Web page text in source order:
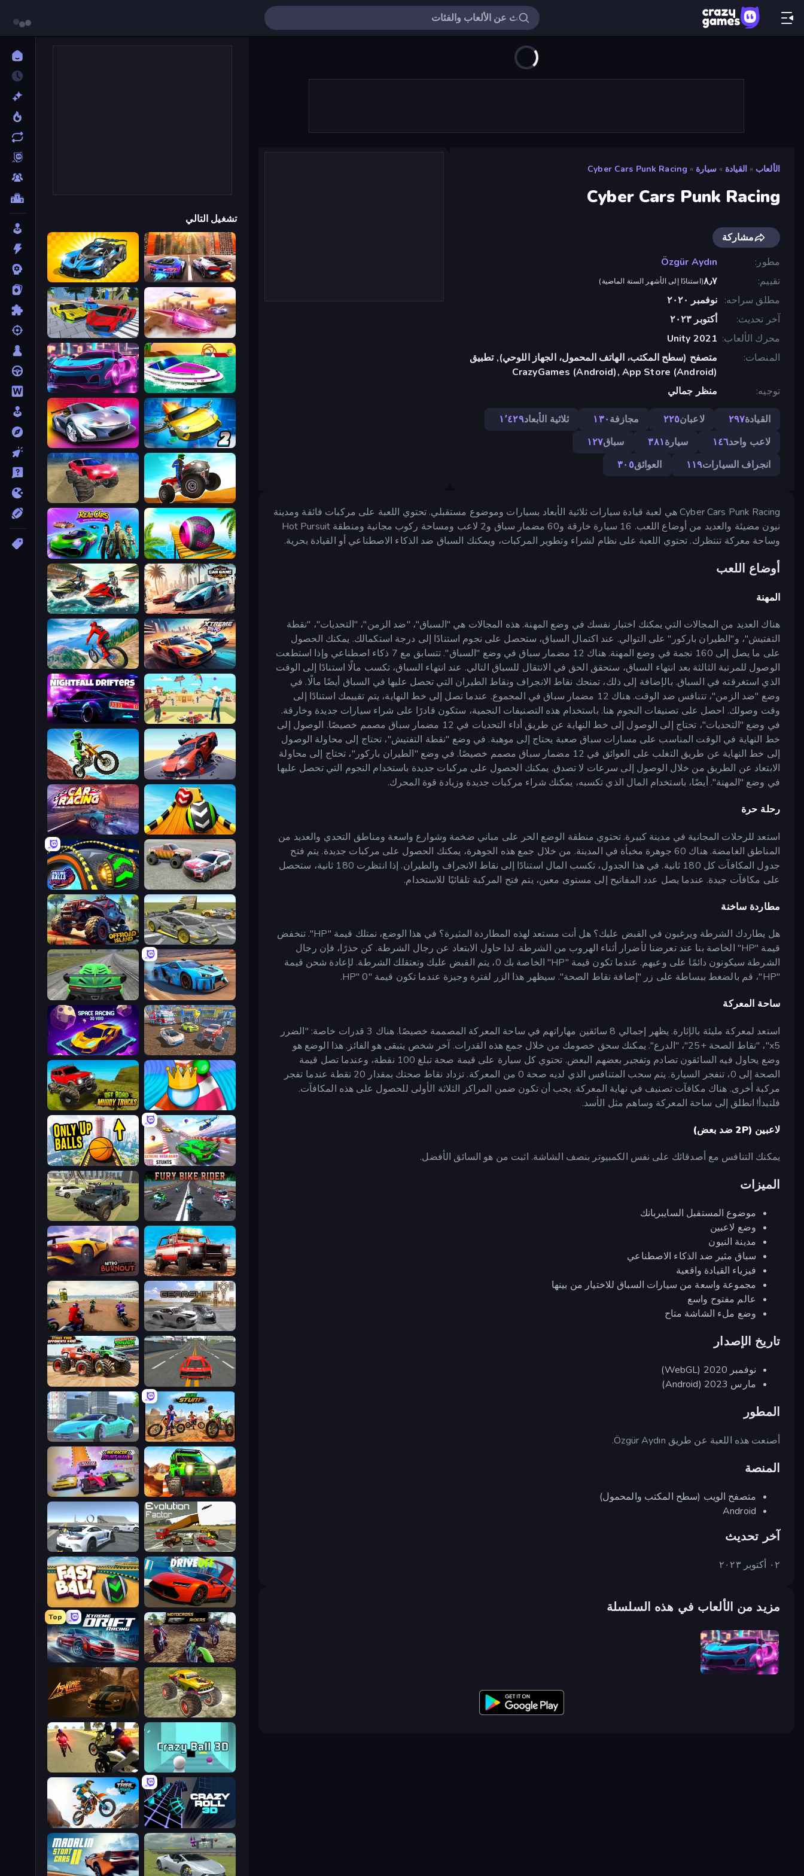
الألعاب » القيادة » سيارة »
Cyber Cars Punk Racing
Cyber Cars Punk Racing
مشاركة
مطور
Özgür Aydın
تقييم
٨٫٧(استنادًا إلى الأشهر الستة الماضية)
مطلق سراحه
نوفمبر ٢٠٢٠
آخر تحديث
أكتوبر ٢٠٢٣
محرك الألعاب Unity 2021
المنصات
متصفح (سطح المكتب، الهاتف المحمول، الجهاز اللوحي), تطبيق
CrazyGames (Android), App Store (Android)
توجيه
منظر جمالي
القيادة٢٩٧ لاعبان٢٢٥ مجازفة١٣٠ ثلاثية الأبعاد١٬٤٢٩
لاعب واحد١٤٦ سيارة٣٨١ سباق١٢٧
انجراف السيارات١١٩ العوائق٣٠٥
Cyber Cars Punk Racing هي لعبة قيادة سيارات ثلاثية الأبعاد بسيارات وموضوع مستقبلي. تحتوي اللعبة على مركبات فائقة ومدينة
نيون مضيئة والعديد من أوضاع اللعب. 16 سيارة خارقة و60 مضمار سباق و2 لاعب ومساحة ركوب مجانية ومنطقة Hot Pursuit
وساحة معركة تنتظرك. تحتوي اللعبة على نظام لشراء وتطوير المركبات، ويمكنك السباق ضد الذكاء الاصطناعي أو القيادة بحرية.
أوضاع اللعب
المهنة
هناك العديد من المجالات التي يمكنك اختبار نفسك في وضع المهنة. هذه المجالات هي "السباق"، "ضد الزمن"، "التحديات"، "نقطة
التفتيش"، و"الطيران باركور" على التوالي. عند اكتمال السباق، ستحصل على نجوم استنادًا إلى درجة استكمالك. يمكنك الحصول
على ما يصل إلى 160 نجمة في وضع المهنة. هناك 12 مضمار سباق في وضع "السباق". تتسابق مع 7 ذكاء اصطناعي وإذا استطعت
الوصول للمرتبة الثالثة بعد انتهاء السباق، ستحقق الحق في الانتقال للسباق التالي. عند انتهاء السباق، تكسب مالًا استنادًا إلى الوقت
الذي استغرقته في السباق. بالإضافة إلى ذلك، تمنحك نقاط الانجراف ونقاط الطيران التي تحصل عليها في السباق أيضًا مالًا. في
وضع "ضد الزمن"، تتنافس ضد الوقت. هناك 12 مضمار سباق في المجموع. عندما تصل إلى خط النهاية، يتم تقييمك استنادًا إلى
وقت وصولك. احصل على تصنيفات النجوم هنا. باستخدام هذه التصنيفات النجمية، ستكون قادرًا على شراء سيارات جديدة وخارقة.
في وضع "التحديات"، تحتاج إلى الوصول إلى خط النهاية عن طريق أداء التحديات في 12 مضمار سباق مصمم خصيصًا. الوصول إلى
خط النهاية في الوقت المناسب على مسارات سباق صعبة يحتاج إلى موهبة. في وضع "نقطة التفتيش"، تحتاج إلى محاولة الوصول
إلى خط النهاية عن طريق التغلب على العوائق في 12 مضمار سباق مصمم خصيصًا. في وضع "الطيران باركور"، تحتاج إلى محاولة
الابتعاد عن الطريق من خلال الوصول إلى سرعات لا تصدق. يمكنك الحصول على مركبات جديدة باستخدام النجوم التي تحصل عليها
في وضع "المهنة". أيضًا، باستخدام المال الذي تكسبه، يمكنك شراء مركبات جديدة وزيادة قوة المحرك.
رحلة حرة
استعد للرحلات المجانية في مدينة كبيرة. تحتوي منطقة الوضع الحر على مباني ضخمة وشوارع واسعة ومناطق التحدي والعديد من
المناطق الغامضة. هناك 60 جوهرة مخبأة في المدينة. من خلال جمع هذه الجوهرة، يمكنك الحصول على مركبات جديدة. يتم فتح
جدول المكافآت كل 180 ثانية. في هذا الجدول، تكسب المال استنادًا إلى نقاط الانجراف والطيران. إذا انتظرت 180 ثانية، ستحصل
على مكافآت جيدة. عندما يصل عدد المفاتيح إلى مستوى معين، يتم فتح المركبة تلقائيًا للاستخدام.
مطاردة ساخنة
هل يطاردك الشرطة ويرغبون في القبض عليك؟ هل أنت مستعد لهذه المطاردة المثيرة؟ في هذا الوضع، نمتلك قيمة "HP". تنخفض
قيمة "HP" الخاصة بنا عند تعرضنا لأضرار أثناء الهروب من الشرطة. لذا حاول الابتعاد عن رجال الشرطة. كن حذرًا، فإن رجال
الشرطة سيكونون دائمًا على وعيهم. عندما تكون قيمة "HP" الخاصة بك 0، يتم القبض عليك وتعتقلك الشرطة. لإعادة شحن قيمة
"HP"، قم بالضغط ببساطة على زر "إضافة نقاط الصحة". سيظهر هذا الزر لفترة وجيزة عندما تكون قيمة "HP" 0.
ساحة المعركة
استعد لمعركة مليئة بالإثارة. يظهر إجمالي 8 سائقين مهاراتهم في ساحة المعركة المصممة خصيصًا. هناك 3 قدرات خاصة: "الضرر
x5"، "نقاط الصحة +25"، "الدرع". يمكنك سحق خصومك من خلال جمع هذه القدرات. آخر شخص يتبقى هو الفائز. هذا الوضع هو
وضع يحاول فيه السائقون تصادم وتفجير بعضهم البعض. تحتوي كل سيارة على قيمة صحة تبلغ 100 نقطة، وعندما تصل قيمة
الصحة إلى 0، تنفجر السيارة. يتم سحب المتنافس الذي لديه صحة 0 من المعركة. تزداد نقاط صحتك بمقدار 20 نقطة عندما تفجر
مركبة أخرى. هناك مكافآت تصنيف في نهاية المعركة. يجب أن تكون ضمن المراكز الثلاثة الأولى للحصول على هذه المكافآت.
فلنبدأ! انطلق إلى ساحة المعركة وساهم مثل الأسد.
لاعبين (2P ضد بعض)
يمكنك التنافس مع أصدقائك على نفس الكمبيوتر بنصف الشاشة. اثبت من هو السائق الأفضل.
الميزات
موضوع المستقبل السايبربانك
وضع لاعبين
مدينة النيون
سباق مثير ضد الذكاء الاصطناعي
فيزياء القيادة واقعية
مجموعة واسعة من سيارات السباق للاختيار من بينها
عالم مفتوح واسع
وضع ملء الشاشة متاح
تاريخ الإصدار
نوفمبر 2020 (WebGL)
مارس 2023 (Android)
المطور
أصنعت هذه اللعبة عن طريق Özgür Aydın.
المنصة
متصفح الويب (سطح المكتب والمحمول)
Android
آخر تحديث
٠٢ أكتوبر ٢٠٢٣
مزيد من الألعاب في هذه السلسلة
Cyber Cars Punk Racing 2
تشغيل التالي
Night City Racing
GT Cars Mega Ramps
Ultimate Flying Car
Real Cars Extreme Racing
Jet Boat Racing
Ultimate Flying Car 2
Grand Cyber City
ATV Ultimate Offroad
Rolling Balls Sea Race
Real Cars Epic Stunts
Mega Ramp Car Game: Car Stunts
Jetski Race
Xtreme Rivals: Car Racing
Riders Downhill Racing
Kite Flying Sim
Nightfall Drifters
Hyper Cars Ramp Crash
Dirt Bike Mad Skills
Sky Balls 3D
Car Games: Car Racing Game
Limitless
Rolling Balls Space Race
Wrong Way
Offroad Island
Real Cars in City
Speed Racing Pro 2
Mad Cars: Racing & Crash
Space Racing 3D: Void
Aquapark Balls Party
Offroad Muddy Trucks
Impossible Mega Ramp Car Stunt
Only Up Balls
Fury Bike Rider
4x4 Offroader
Offroad Masters Challenge
Nitro Burnout
Gearshift One
Super MX - The Champion
Modern Car Racing 2
Monster Truck Demolition Derby
Bike Stunts Race Bike Games 3D
Real City Driver
Offroad Life 3D
MR RACER Stunt Mania
Evolution Factor
Crazy Stunt Cars Multiplayer
DriveOff
Fast Ball Jump
MotoCross Riders
Top
Xtreme DRIFT Racing
Real Simulator: Monster Truck
Crazy Ball 3D
3D Moto Simulator 2
Crazy Roll 3D
Trial Mania